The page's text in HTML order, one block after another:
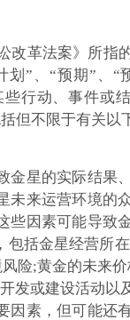
革法案》所指
”、“预期”、“
行动、事件或
但不限于有关以
星的实际结果
来运营环境的
因素可能导致
括金星经营所
险;黄金的未来
发或建设活动
素，但可能还